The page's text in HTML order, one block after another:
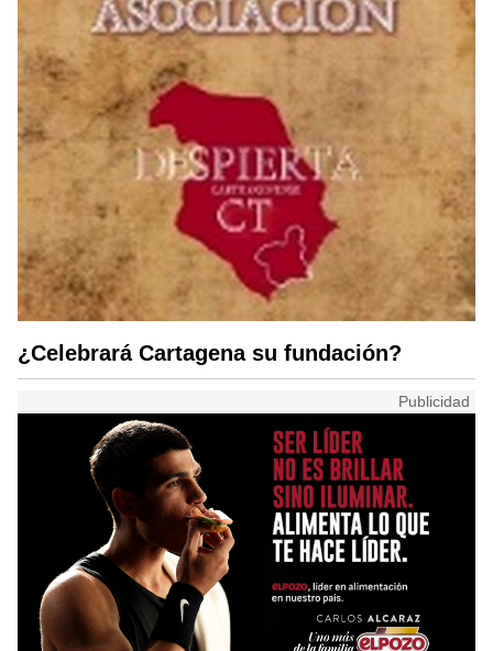
¿Celebrará Cartagena su fundación?